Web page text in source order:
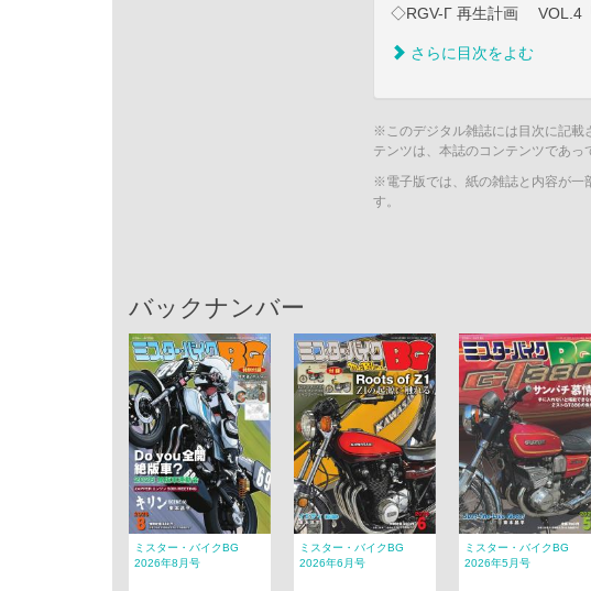
◇RGV-Γ 再生計画 VOL.4
さらに目次をよむ
※このデジタル雑誌には目次に記載
テンツは、本誌のコンテンツであっ
※電子版では、紙の雑誌と内容が一
す。
バックナンバー
ミスター・バイクBG
2026年8月号
ミスター・バイクBG
2026年6月号
ミスター・バイクBG
2026年5月号